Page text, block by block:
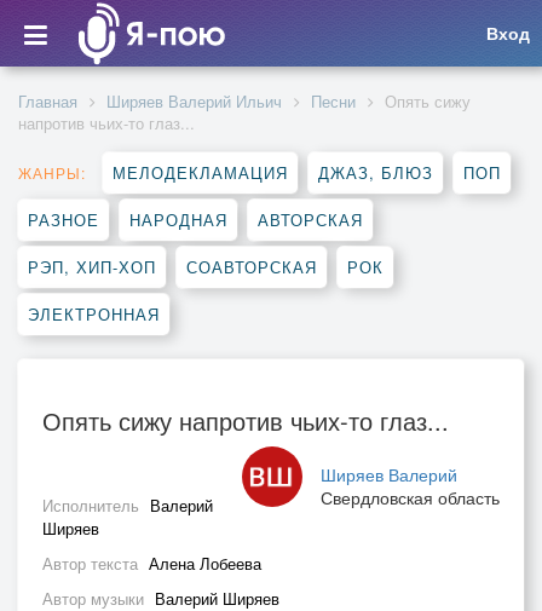
Вход
Главная Ширяев Валерий Ильич Песни
Опять сижу
напротив чьих-то глаз...
ЖАНРЫ: МЕЛОДЕКЛАМАЦИЯ ДЖАЗ, БЛЮЗ ПОП
РАЗНОЕ НАРОДНАЯ АВТОРСКАЯ
РЭП, ХИП-ХОП СОАВТОРСКАЯ РОК
ЭЛЕКТРОННАЯ
Опять сижу напротив чьих-то глаз...
Ширяев Валерий
Свердловская область
Исполнитель Валерий
Ширяев
Автор текста Алена Лобеева
Автор музыки Валерий Ширяев